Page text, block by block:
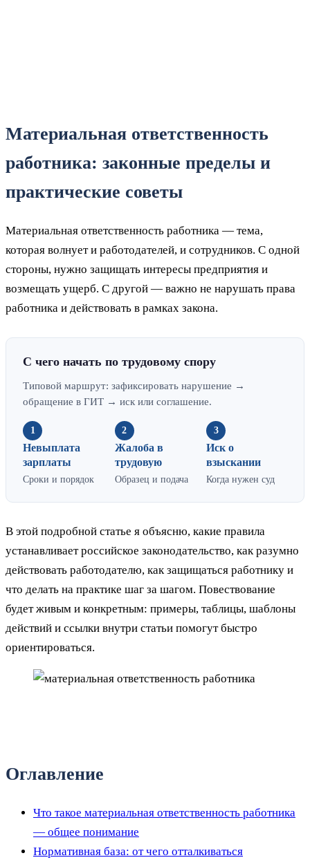
Материальная ответственность
работника: законные пределы и
практические советы
Материальная ответственность работника — тема,
которая волнует и работодателей, и сотрудников. С одной
стороны, нужно защищать интересы предприятия и
возмещать ущерб. С другой — важно не нарушать права
работника и действовать в рамках закона.
С чего начать по трудовому спору
Типовой маршрут: зафиксировать нарушение →
обращение в ГИТ → иск или соглашение.
1
Невыплата
зарплаты
Сроки и порядок
2
Жалоба в
трудовую
Образец и подача
3
Иск о
взыскании
Когда нужен суд
В этой подробной статье я объясню, какие правила
устанавливает российское законодательство, как разумно
действовать работодателю, как защищаться работнику и
что делать на практике шаг за шагом. Повествование
будет живым и конкретным: примеры, таблицы, шаблоны
действий и ссылки внутри статьи помогут быстро
ориентироваться.
Оглавление
Что такое материальная ответственность работника
— общее понимание
Нормативная база: от чего отталкиваться